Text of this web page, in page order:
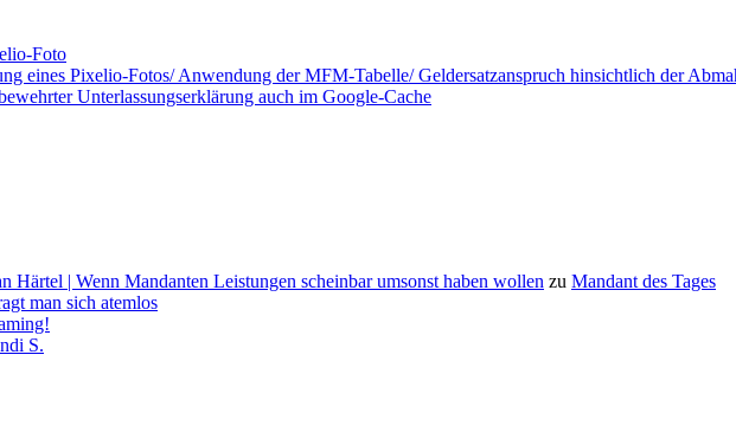
Foto
eines Pixelio-Fotos/ Anwendung der MFM-Tabelle/ Geldersatzanspruch hinsichtlich der
Unterlassungserklärung auch im Google-Cache
Härtel | Wenn Mandanten Leistungen scheinbar umsonst haben wollen zu Mandant des Tages
man sich atemlos
S.